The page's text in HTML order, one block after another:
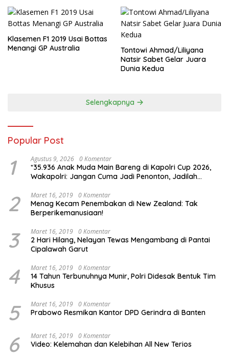
Klasemen F1 2019 Usai Bottas
Menangi GP Australia
Tontowi Ahmad/Liliyana
Natsir Sabet Gelar Juara
Dunia Kedua
Selengkapnya
Popular Post
1 Agustus 9, 2026 0 Komentar
*35.936 Anak Muda Main Bareng di Kapolri Cup 2026,
Wakapolri: Jangan Cuma Jadi Penonton, Jadilah
2 Maret 16, 2019 0 Komentar
Menag Kecam Penembakan di New Zealand: Tak
Berperikemanusiaan!
3 Maret 16, 2019 0 Komentar
2 Hari Hilang, Nelayan Tewas Mengambang di Pantai
Cipalawah Garut
4 Maret 16, 2019 0 Komentar
14 Tahun Terbunuhnya Munir, Polri Didesak Bentuk Tim
Khusus
5 Maret 16, 2019 0 Komentar
Prabowo Resmikan Kantor DPD Gerindra di Banten
6 Maret 16, 2019 0 Komentar
Video: Kelemahan dan Kelebihan All New Terios